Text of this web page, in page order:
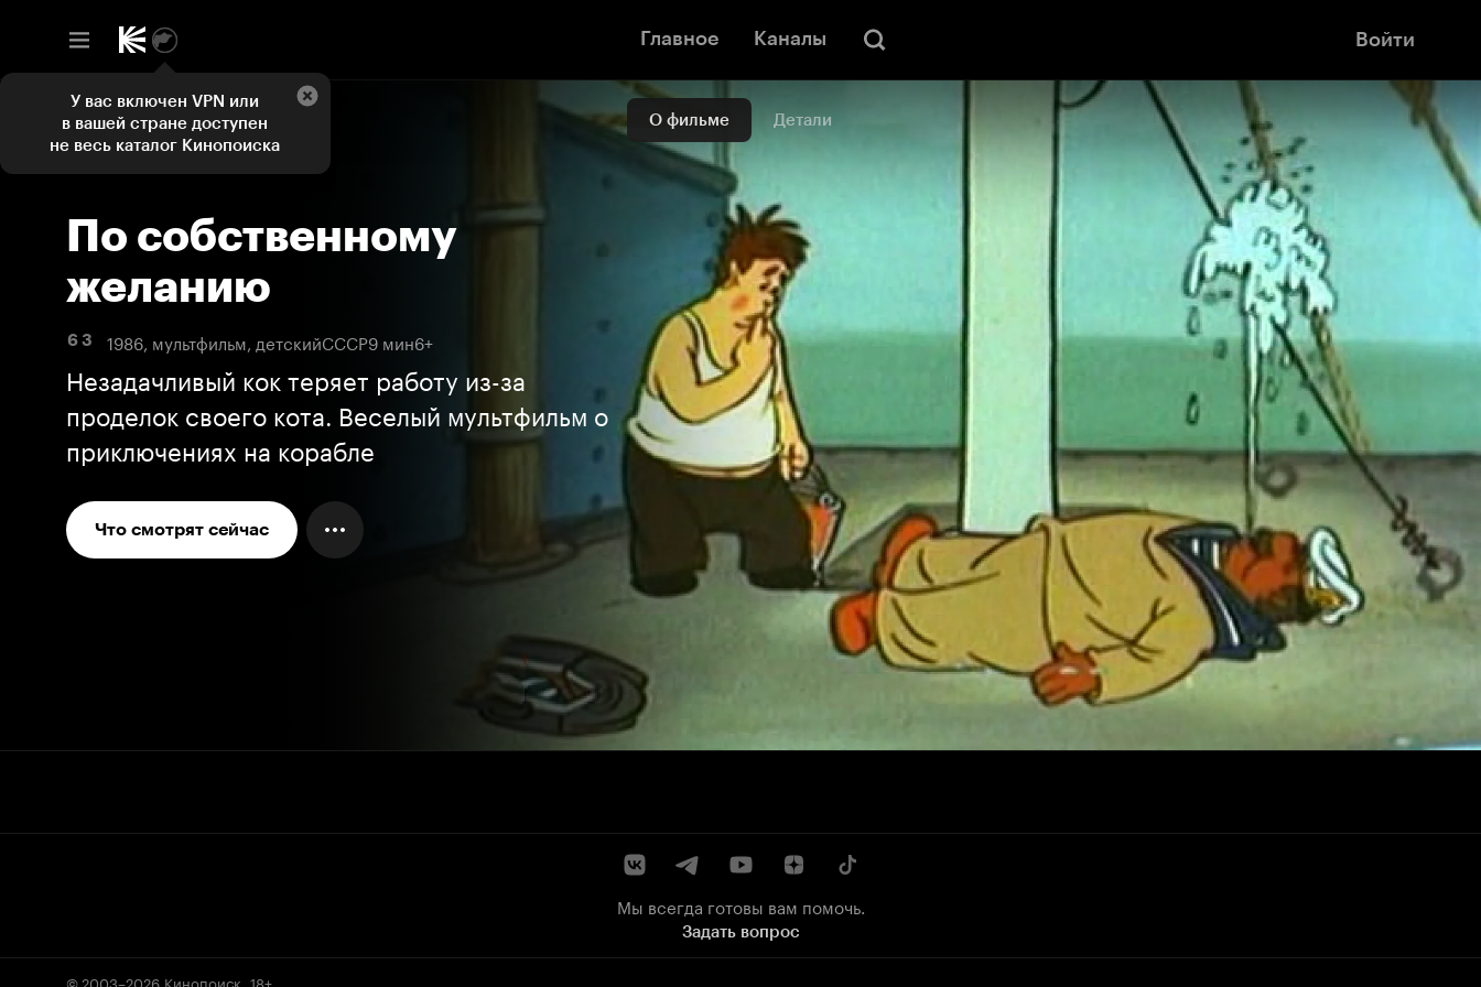
Главное Каналы Войти
О фильме Детали
По собственному
желанию
6 3 1986, мультфильм, детскийСССР9 мин6+
Незадачливый кок теряет работу из-за
проделок своего кота. Веселый мультфильм о
приключениях на корабле
Что смотрят сейчас
Мы всегда готовы вам помочь.
Задать вопрос
© 2003–2026 Кинопоиск 18+
У вас включен VPN или
в вашей стране доступен
не весь каталог Кинопоиска